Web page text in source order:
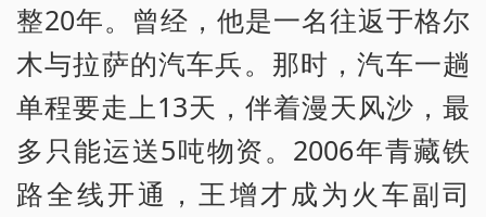
整20年。曾经，他是一名往返于格尔
木与拉萨的汽车兵。那时，汽车一趟
单程要走上13天，伴着漫天风沙，最
多只能运送5吨物资。2006年青藏铁
路全线开通，王增才成为火车副司